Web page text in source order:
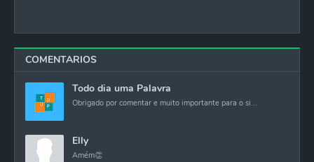
COMENTARIOS
Todo dia uma Palavra
Obrigado por comentar e muito importante para o si...
Elly
Amém👏